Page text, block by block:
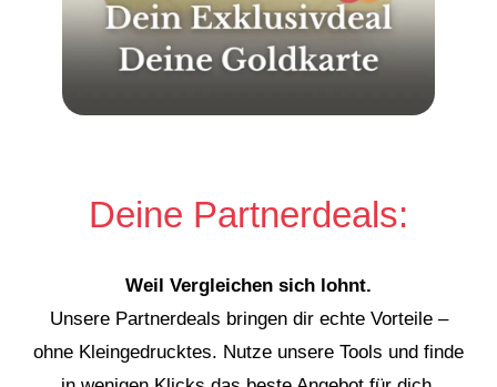
Deine Partnerdeals:
Weil Vergleichen sich lohnt.
Unsere Partnerdeals bringen dir echte Vorteile –
ohne Kleingedrucktes. Nutze unsere Tools und finde